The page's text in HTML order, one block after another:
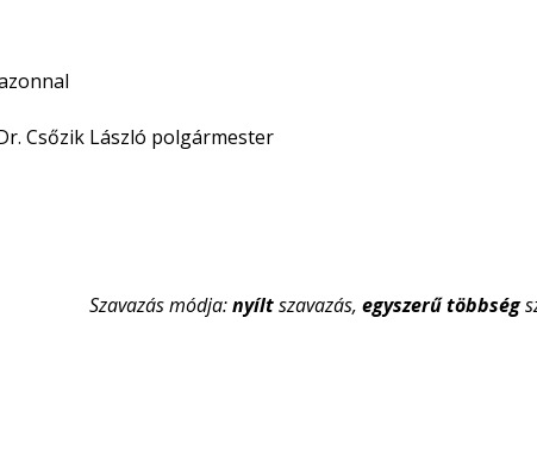
László polgármester
Szavazás módja:nyíltszavazás, egyszerű többség